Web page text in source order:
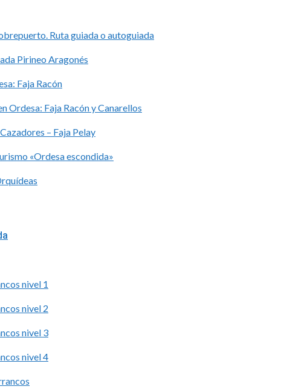
Ruta guiada o autoguiada
Pirineo Aragonés
Faja Racón
Ordesa: Faja Racón y Canarellos
– Faja Pelay
«Ordesa escondida»
nivel 1
nivel 2
nivel 3
nivel 4